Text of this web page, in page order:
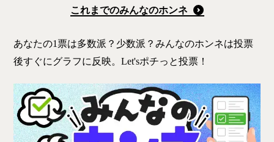
これまでのみんなのホンネ
あなたの1票は多数派？少数派？みんなのホンネは投票
後すぐにグラフに反映。Let'sポチっと投票！